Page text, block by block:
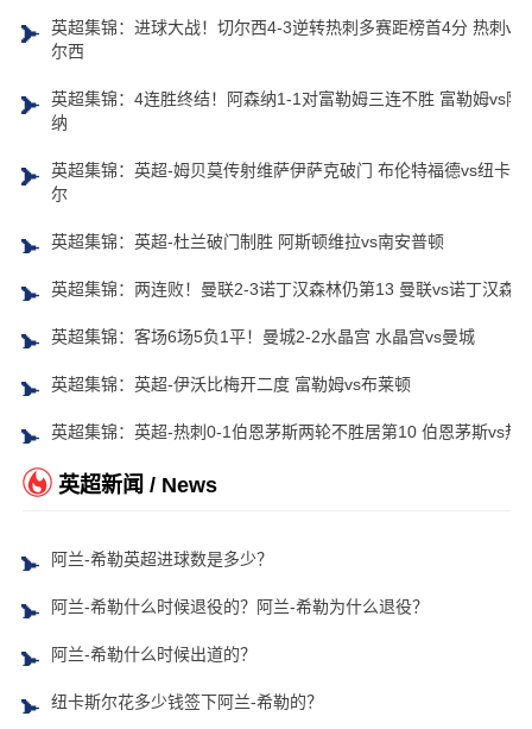
英超集锦：进球大战！切尔西4-3逆转热刺多赛距榜首4分 热刺vs
尔西
英超集锦：4连胜终结！阿森纳1-1对富勒姆三连不胜 富勒姆vs阿
纳
英超集锦：英超-姆贝莫传射维萨伊萨克破门 布伦特福德vs纽卡斯
尔
英超集锦：英超-杜兰破门制胜 阿斯顿维拉vs南安普顿
英超集锦：两连败！曼联2-3诺丁汉森林仍第13 曼联vs诺丁汉森林
英超集锦：客场6场5负1平！曼城2-2水晶宫 水晶宫vs曼城
英超集锦：英超-伊沃比梅开二度 富勒姆vs布莱顿
英超集锦：英超-热刺0-1伯恩茅斯两轮不胜居第10 伯恩茅斯vs热
英超新闻 / News
阿兰-希勒英超进球数是多少？
阿兰-希勒什么时候退役的？阿兰-希勒为什么退役？
阿兰-希勒什么时候出道的？
纽卡斯尔花多少钱签下阿兰-希勒的？